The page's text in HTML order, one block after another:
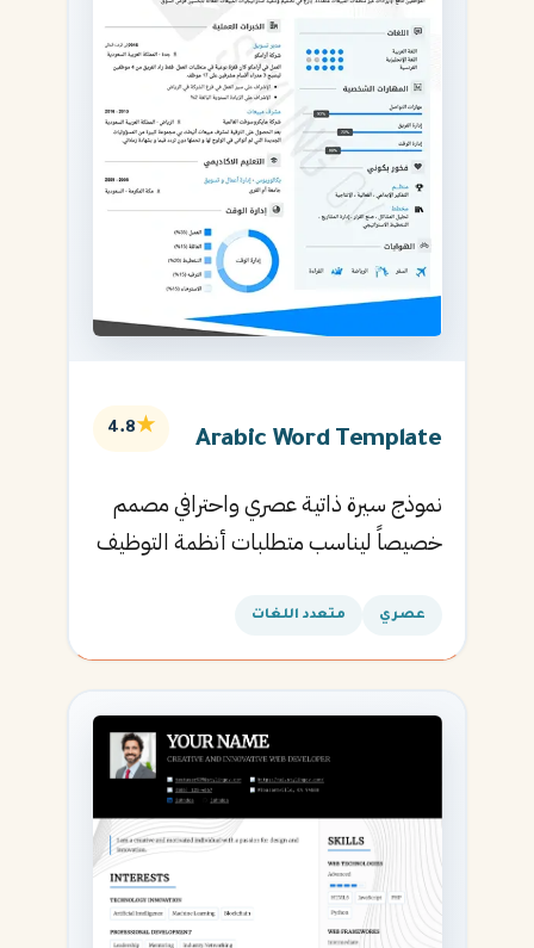
Arabic Word Template
★
4.8
نموذج سيرة ذاتية عصري واحترافي مصمم
خصيصاً ليناسب متطلبات أنظمة التوظيف
القادمة.
عصري متعدد اللغات